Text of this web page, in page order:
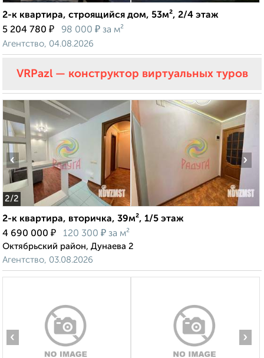
2-к квартира, строящийся дом, 53м², 2/4 этаж
5 204 780 ₽ 98 000 ₽ за м²
Агентство, 04.08.2026
VRPazl — конструктор виртуальных туров
2/2
‹ ›
2-к квартира, вторичка, 39м², 1/5 этаж
4 690 000 ₽ 120 300 ₽ за м²
Октябрьский район, Дунаева 2
Агентство, 03.08.2026
‹ ›